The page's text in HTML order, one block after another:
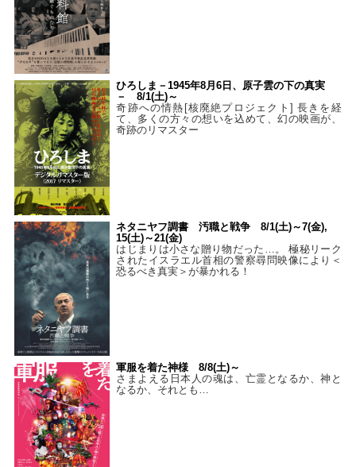
ひろしま－1945年8月6日、原子雲の下の真実
－ 8/1(土)～
奇跡への情熱[核廃絶プロジェクト] 長きを経
て、多くの方々の想いを込めて、幻の映画が、
奇跡のリマスター
ネタニヤフ調書 汚職と戦争 8/1(土)～7(金),
15(土)～21(金)
はじまりは小さな贈り物だった…。 極秘リーク
されたイスラエル首相の警察尋問映像により＜
恐るべき真実＞が暴かれる！
軍服を着た神様 8/8(土)～
さまよえる日本人の魂は、亡霊となるか、神と
なるか、それとも…